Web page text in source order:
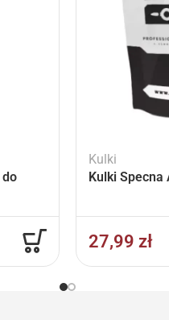
do
Kulki
Kulki Specna
27,99 zł